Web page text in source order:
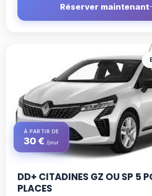
Réserver maintenant
À PARTIR DE
30 € /jour
DD+ CITADINES GZ OU SP 5
PLACES